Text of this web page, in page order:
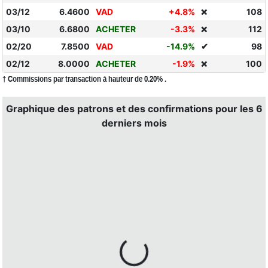
03/12
6.4600 VAD +4.8% ❌
108
03/10
6.6800 ACHETER -3.3% ❌
112
02/20
7.8500 VAD -14.9% ✔
98
02/12
8.0000 ACHETER -1.9% ❌ 100
† Commissions par transaction à hauteur de 0.20% .
Graphique des patrons et des confirmations pour les 6
derniers mois